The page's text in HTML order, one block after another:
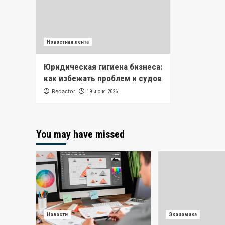
Новостная лента
Юридическая гигиена бизнеса:
как избежать проблем и судов
Redactor 19 июня 2026
You may have missed
Новости Экономика